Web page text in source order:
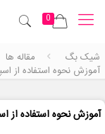
0
شیک بگ مقاله ها
آموزش نحوه استفاده از
آموزش نحوه استفاده از